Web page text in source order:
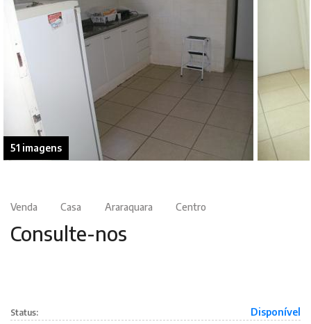
51 imagens
Venda Casa Araraquara Centro
Consulte-nos
Status: Disponível